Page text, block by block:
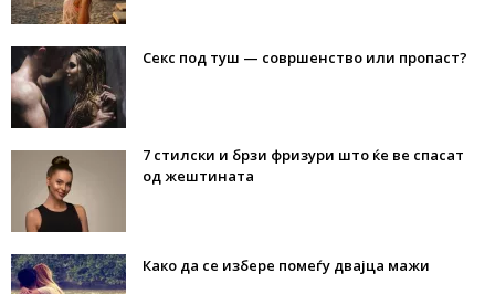
Секс под туш — совршенство или пропаст?
7 стилски и брзи фризури што ќе ве спасат
од жештината
Како да се избере помеѓу двајца мажи